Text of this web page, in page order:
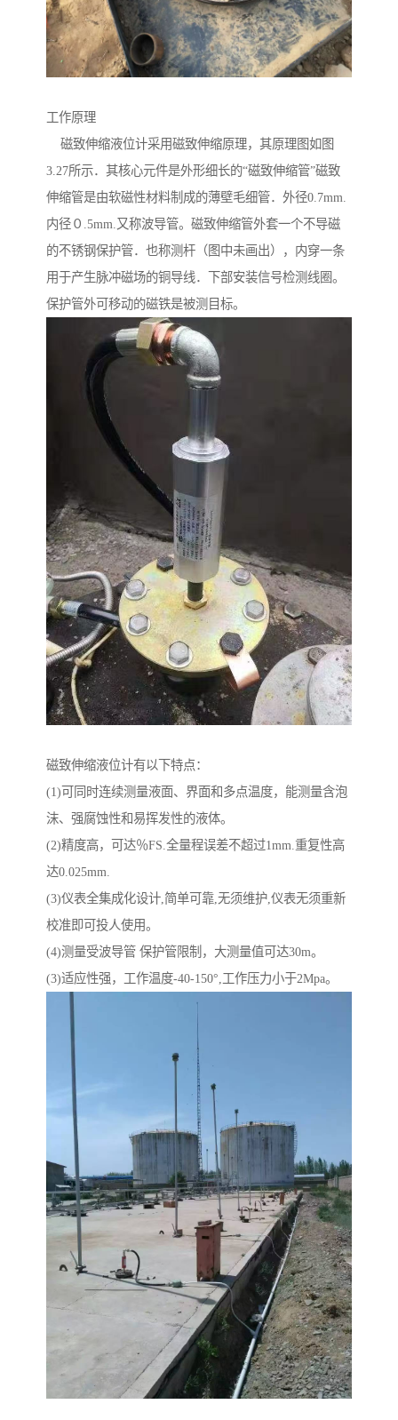
工作原理
磁致伸缩液位计采用磁致伸缩原理，其原理图如图
3.27所示．其核心元件是外形细长的“磁致伸缩管”磁致
伸缩管是由软磁性材料制成的薄壁毛细管．外径0.7mm.
内径０.5mm.又称波导管。磁致伸缩管外套一个不导磁
的不锈钢保护管．也称测杆（图中未画出），内穿一条
用于产生脉冲磁场的铜导线．下部安装信号检测线圈。
保护管外可移动的磁铁是被测目标。
磁致伸缩液位计有以下特点：
(1)可同时连续测量液面、界面和多点温度，能测量含泡
沫、强腐蚀性和易挥发性的液体。
(2)精度高，可达％FS.全量程误差不超过1mm.重复性高
达0.025mm.
(3)仪表全集成化设计,简单可靠,无须维护,仪表无须重新
校准即可投人使用。
(4)测量受波导管 保护管限制，大测量值可达30m。
(3)适应性强，工作温度-40-150°,工作压力小于2Mpa。